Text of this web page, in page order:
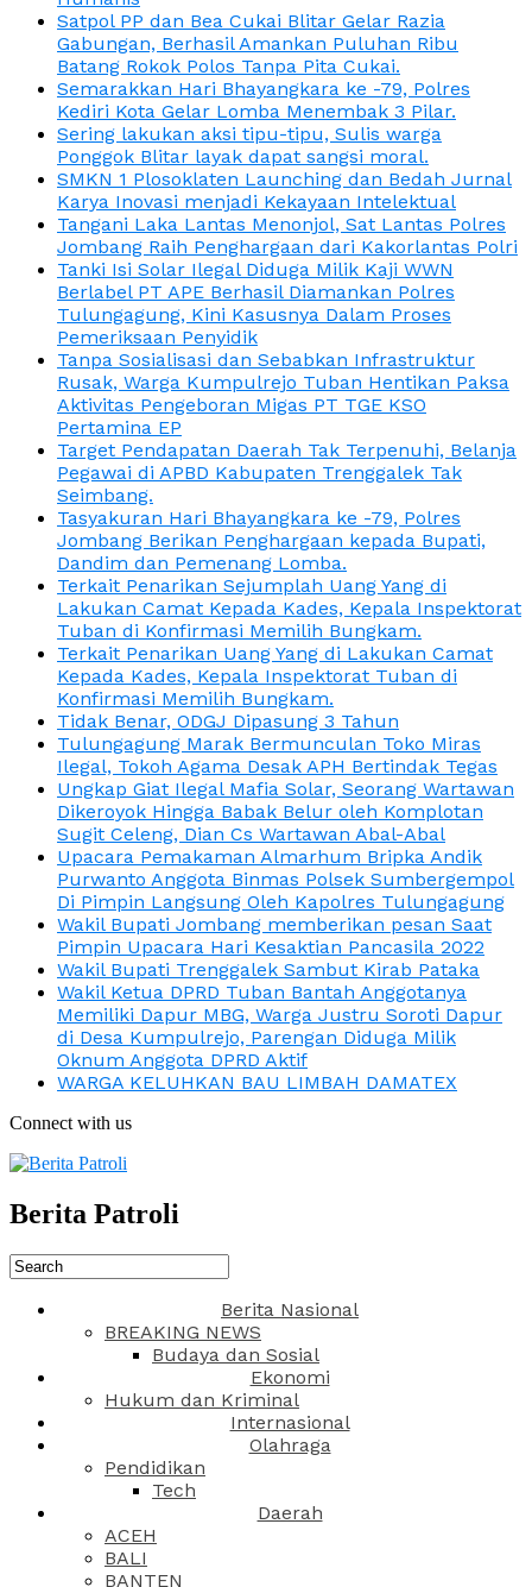
Satpol PP dan Bea Cukai Blitar Gelar Razia
Gabungan, Berhasil Amankan Puluhan Ribu
Batang Rokok Polos Tanpa Pita Cukai.
Semarakkan Hari Bhayangkara ke -79, Polres
Kediri Kota Gelar Lomba Menembak 3 Pilar.
Sering lakukan aksi tipu-tipu, Sulis warga
Ponggok Blitar layak dapat sangsi moral.
SMKN 1 Plosoklaten Launching dan Bedah Jurnal
Karya Inovasi menjadi Kekayaan Intelektual
Tangani Laka Lantas Menonjol, Sat Lantas Polres
Jombang Raih Penghargaan dari Kakorlantas Polri
Tanki Isi Solar Ilegal Diduga Milik Kaji WWN
Berlabel PT APE Berhasil Diamankan Polres
Tulungagung, Kini Kasusnya Dalam Proses
Pemeriksaan Penyidik
Tanpa Sosialisasi dan Sebabkan Infrastruktur
Rusak, Warga Kumpulrejo Tuban Hentikan Paksa
Aktivitas Pengeboran Migas PT TGE KSO
Pertamina EP
Target Pendapatan Daerah Tak Terpenuhi, Belanja
Pegawai di APBD Kabupaten Trenggalek Tak
Seimbang.
Tasyakuran Hari Bhayangkara ke -79, Polres
Jombang Berikan Penghargaan kepada Bupati,
Dandim dan Pemenang Lomba.
Terkait Penarikan Sejumplah Uang Yang di
Lakukan Camat Kepada Kades, Kepala Inspektorat
Tuban di Konfirmasi Memilih Bungkam.
Terkait Penarikan Uang Yang di Lakukan Camat
Kepada Kades, Kepala Inspektorat Tuban di
Konfirmasi Memilih Bungkam.
Tidak Benar, ODGJ Dipasung 3 Tahun
Tulungagung Marak Bermunculan Toko Miras
Ilegal, Tokoh Agama Desak APH Bertindak Tegas
Ungkap Giat Ilegal Mafia Solar, Seorang Wartawan
Dikeroyok Hingga Babak Belur oleh Komplotan
Sugit Celeng, Dian Cs Wartawan Abal-Abal
Upacara Pemakaman Almarhum Bripka Andik
Purwanto Anggota Binmas Polsek Sumbergempol
Di Pimpin Langsung Oleh Kapolres Tulungagung
Wakil Bupati Jombang memberikan pesan Saat
Pimpin Upacara Hari Kesaktian Pancasila 2022
Wakil Bupati Trenggalek Sambut Kirab Pataka
Wakil Ketua DPRD Tuban Bantah Anggotanya
Memiliki Dapur MBG, Warga Justru Soroti Dapur
di Desa Kumpulrejo, Parengan Diduga Milik
Oknum Anggota DPRD Aktif
WARGA KELUHKAN BAU LIMBAH DAMATEX
Connect with us
Berita Patroli
Berita Nasional
BREAKING NEWS
Budaya dan Sosial
Ekonomi
Hukum dan Kriminal
Internasional
Olahraga
Pendidikan
Tech
Daerah
ACEH
BALI
BANTEN